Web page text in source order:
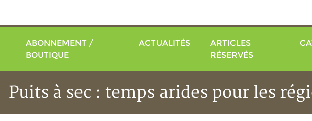
ABONNEMENT /
BOUTIQUE
ACTUALITÉS
ARTICLES
RÉSERVÉS
Puits à sec : temps arides pour les